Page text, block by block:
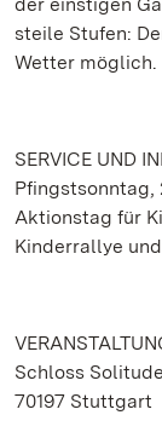
steile Stufen:
Wetter möglich.
SERVICE UND
Pfingstsonntag,
Aktionstag für
Kinderrallye
Schloss Solitude
70197 Stuttgart